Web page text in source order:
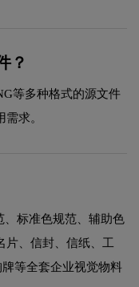
？
等多种格式的源文件
求。
标准色规范、辅助色
片、信封、信纸、工
等全套企业视觉物料